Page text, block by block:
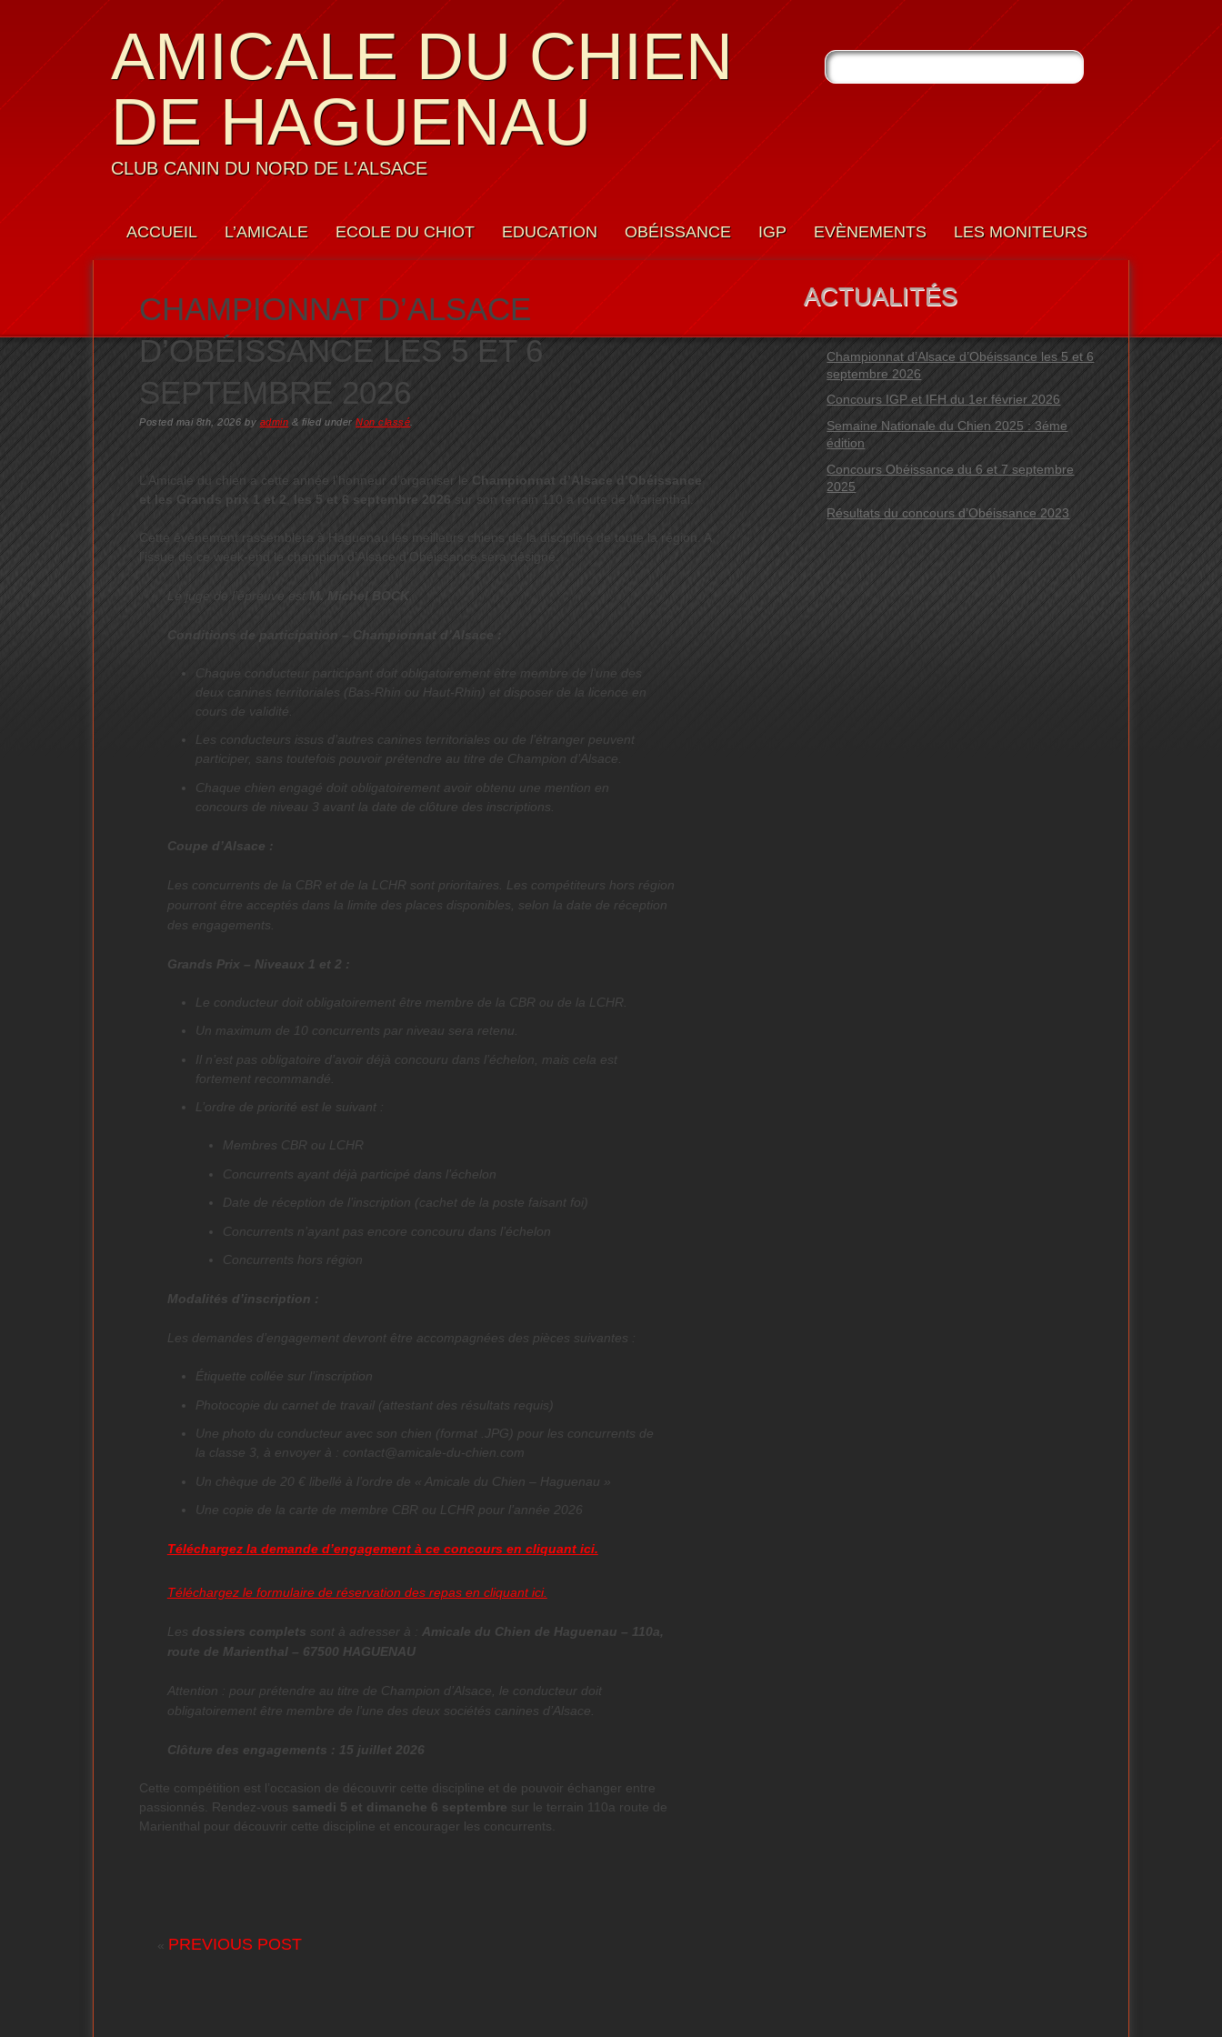
AMICALE DU CHIEN
DE HAGUENAU
CLUB CANIN DU NORD DE L'ALSACE
ACCUEIL L’AMICALE ECOLE DU CHIOT EDUCATION OBÉISSANCE IGP EVÈNEMENTS LES MONITEURS
LES MEMBRES CONTACTS
CHAMPIONNAT D’ALSACE
D’OBÉISSANCE LES 5 ET 6
SEPTEMBRE 2026
Posted mai 8th, 2026 byadmin & filed underNon classé
L’Amicale du chien a cette année l’honneur d’organiser le Championnat d’Alsace d’Obéissance
et les Grands prix 1 et 2, les 5 et 6 septembre 2026 sur son terrain 110 a route de Marienthal.
Cette évènement rassemblera à Haguenau les meilleurs chiens de la discipline de toute la région. A
l’issue de ce week-end le champion d’Alsace d’Obéissance sera désigné.
Le juge de l’épreuve est M. Michel BOCK.
Conditions de participation – Championnat d’Alsace :
Chaque conducteur participant doit obligatoirement être membre de l’une des
deux canines territoriales (Bas-Rhin ou Haut-Rhin) et disposer de la licence en
cours de validité.
Les conducteurs issus d’autres canines territoriales ou de l’étranger peuvent
participer, sans toutefois pouvoir prétendre au titre de Champion d’Alsace.
Chaque chien engagé doit obligatoirement avoir obtenu une mention en
concours de niveau 3 avant la date de clôture des inscriptions.
Coupe d’Alsace :
Les concurrents de la CBR et de la LCHR sont prioritaires. Les compétiteurs hors région
pourront être acceptés dans la limite des places disponibles, selon la date de réception
des engagements.
Grands Prix – Niveaux 1 et 2 :
Le conducteur doit obligatoirement être membre de la CBR ou de la LCHR.
Un maximum de 10 concurrents par niveau sera retenu.
Il n’est pas obligatoire d’avoir déjà concouru dans l’échelon, mais cela est
fortement recommandé.
L’ordre de priorité est le suivant :
Membres CBR ou LCHR
Concurrents ayant déjà participé dans l’échelon
Date de réception de l’inscription (cachet de la poste faisant foi)
Concurrents n’ayant pas encore concouru dans l’échelon
Concurrents hors région
Modalités d’inscription :
Les demandes d’engagement devront être accompagnées des pièces suivantes :
Étiquette collée sur l’inscription
Photocopie du carnet de travail (attestant des résultats requis)
Une photo du conducteur avec son chien (format .JPG) pour les concurrents de
la classe 3, à envoyer à : contact@amicale-du-chien.com
Un chèque de 20 € libellé à l’ordre de « Amicale du Chien – Haguenau »
Une copie de la carte de membre CBR ou LCHR pour l’année 2026
Téléchargez la demande d’engagement à ce concours en cliquant ici.
Téléchargez le formulaire de réservation des repas en cliquant ici.
Les dossiers complets sont à adresser à : Amicale du Chien de Haguenau – 110a,
route de Marienthal – 67500 HAGUENAU
Attention : pour prétendre au titre de Champion d’Alsace, le conducteur doit
obligatoirement être membre de l’une des deux sociétés canines d’Alsace.
Clôture des engagements : 15 juillet 2026
Cette compétition est l’occasion de découvrir cette discipline et de pouvoir échanger entre
passionnés. Rendez-vous samedi 5 et dimanche 6 septembre sur le terrain 110a route de
Marienthal pour découvrir cette discipline et encourager les concurrents.
« PREVIOUS POST
ACTUALITÉS
Championnat d’Alsace d’Obéissance les 5 et 6
septembre 2026
Concours IGP et IFH du 1er février 2026
Semaine Nationale du Chien 2025 : 3éme
édition
Concours Obéissance du 6 et 7 septembre
2025
Résultats du concours d’Obéissance 2023